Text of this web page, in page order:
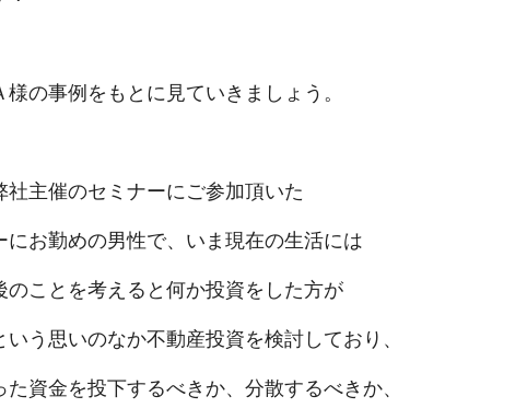
の事例をもとに見ていきましょう。
社主催のセミナーにご参加頂いた
にお勤めの男性で、いま現在の生活には
のことを考えると何か投資をした方が
う思いのなか不動産投資を検討しており、
資金を投下するべきか、分散するべきか、